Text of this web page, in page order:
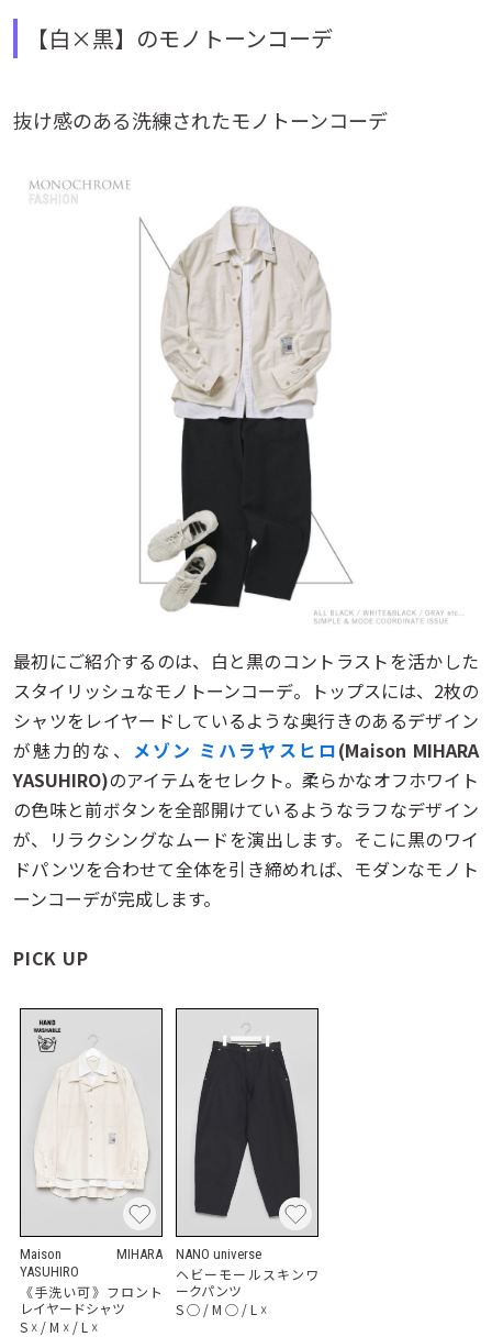
【白×黒】のモノトーンコーデ
抜け感のある洗練されたモノトーンコーデ
最初にご紹介するのは、白と黒のコントラストを活かした
スタイリッシュなモノトーンコーデ。トップスには、2枚の
シャツをレイヤードしているような奥行きのあるデザイン
が魅力的な、 メゾン ミハラヤスヒロ(Maison MIHARA
YASUHIRO)のアイテムをセレクト。柔らかなオフホワイト
の色味と前ボタンを全部開けているようなラフなデザイン
が、リラクシングなムードを演出します。そこに黒のワイ
ドパンツを合わせて全体を引き締めれば、モダンなモノト
ーンコーデが完成します。
PICK UP
Maison MIHARA
YASUHIRO
《手洗い可》フロント
レイヤードシャツ
S ☓ /M ☓ /L ☓
NANO universe
ヘビーモールスキンワ
ークパンツ
S◯ /M ◯ /L ☓